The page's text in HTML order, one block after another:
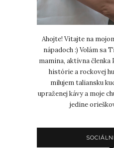
Ahojte! Vitajte na
nápadoch :) Volám sa
mamina, aktívna členka
histórie a rockovej
milujem taliansku
upraženej kávy a moje
jedine